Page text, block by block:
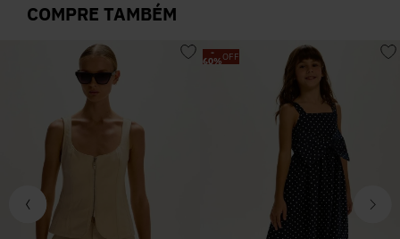
COMPRE TAMBÉM
-
60%OFF